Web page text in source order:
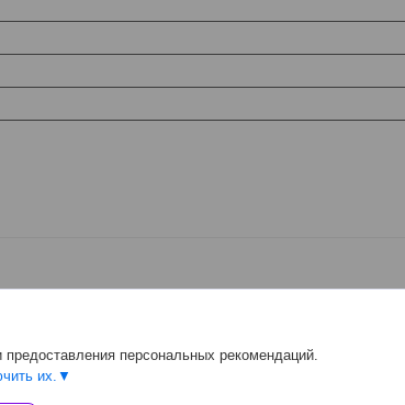
персональных рекомендаций.
их.
на контент